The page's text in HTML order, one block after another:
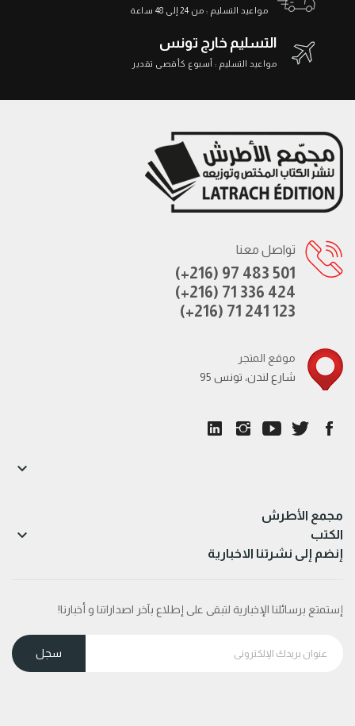
مواعيد التسليم : من 24 إلى 48 ساعة
التسليم خارج تونس
مواعيد التسليم : أسبوع كأقصى تقدير
تواصل معنا
(+216) 97 483 501
(+216) 71 336 424
(+216) 71 241 123
موقع المتجر
95 شارع لندن، تونس
مجمع الأطرش

الكتب 
إنضم إلى نشرتنا الاخبارية
إستمتع برسائلنا الإخبارية لتبقى على إطلاع بآخر اصداراتنا و أخبارنا!